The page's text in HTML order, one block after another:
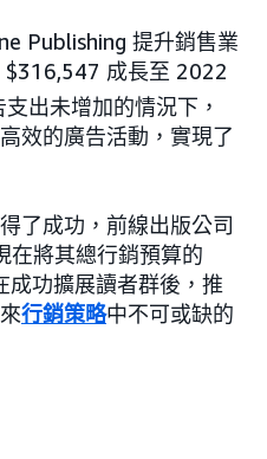
Publishing 提升銷售業
成長至 2022
出未增加的情況下，
效的廣告活動，實現了
了成功，前線出版公司
在將其總行銷預算的
功擴展讀者群後，推
行銷策略中不可或缺的